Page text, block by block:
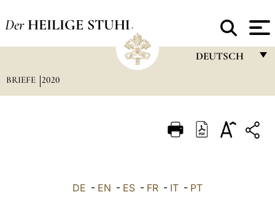
Der HEILIGE STUHL
DEUTSCH
ITALIANO
BRIEFE 2020
DE - EN - ES - FR - IT - PT